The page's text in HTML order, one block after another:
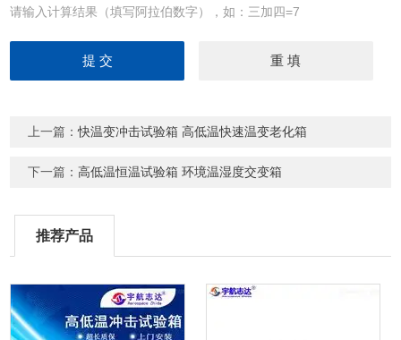
请输入计算结果（填写阿拉伯数字），如：三加四=7
上一篇：快温变冲击试验箱 高低温快速温变老化箱
下一篇：高低温恒温试验箱 环境温湿度交变箱
推荐产品